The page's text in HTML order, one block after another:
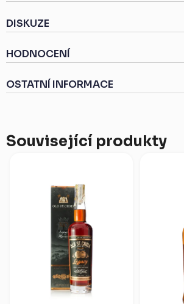
DISKUZE
HODNOCENÍ
OSTATNÍ INFORMACE
Související produkty